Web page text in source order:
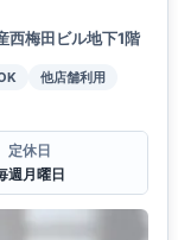
西梅田ビル地下1階
他店舗利用
定休日
週月曜日